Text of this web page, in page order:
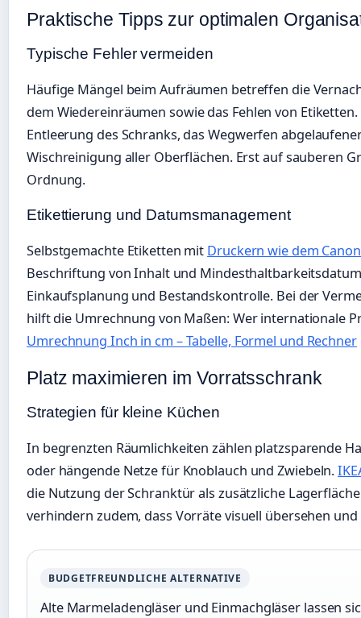
Praktische Tipps zur optimalen
Typische Fehler vermeiden
Häufige Mängel beim Aufräumen betreffen die
dem Wiedereinräumen sowie das Fehlen von
Entleerung des Schranks, das Wegwerfen
Wischreinigung aller Oberflächen. Erst auf sauberen
Ordnung.
Etikettierung und Datumsmanagement
Selbstgemachte Etiketten mit Druckern wie dem
Beschriftung von Inhalt und
Einkaufsplanung und Bestandskontrolle. Bei der
hilft die Umrechnung von Maßen: Wer internationale
Umrechnung Inch in cm – Tabelle, Formel und Rechner
Platz maximieren im Vorratsschrank
Strategien für kleine Küchen
In begrenzten Räumlichkeiten zählen platzsparende
oder hängende Netze für Knoblauch und Zwiebeln.
die Nutzung der Schranktür als zusätzliche
verhindern zudem, dass Vorräte visuell übersehen
BUDGETFREUNDLICHE ALTERNATIVE
Alte Marmeladengläser und Einmachgläser lassen